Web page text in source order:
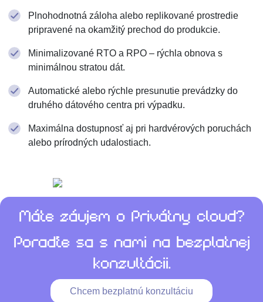
Plnohodnotná záloha alebo replikované prostredie
pripravené na okamžitý prechod do produkcie.
Minimalizované RTO a RPO – rýchla obnova s
minimálnou stratou dát.
Automatické alebo rýchle presunutie prevádzky do
druhého dátového centra pri výpadku.
Maximálna dostupnosť aj pri hardvérových poruchách
alebo prírodných udalostiach.
Máte záujem o Privátny cloud?
Poraďte sa s nami na bezplatnej
konzultácii.
Chcem bezplatnú konzultáciu